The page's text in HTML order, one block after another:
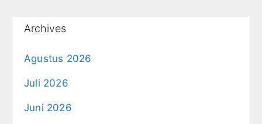
Archives
Agustus 2026
Juli 2026
Juni 2026